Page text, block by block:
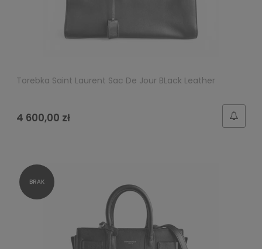
Torebka Saint Laurent Sac De Jour BLack Leather
4 600,00 zł